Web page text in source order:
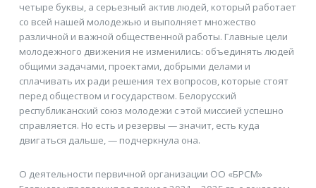
четыре буквы, а серьезный актив людей, который работает
со всей нашей молодежью и выполняет множество
различной и важной общественной работы. Главные цели
молодежного движения не изменились: объединять людей
общими задачами, проектами, добрыми делами и
сплачивать их ради решения тех вопросов, которые стоят
перед обществом и государством. Белорусский
республиканский союз молодежи с этой миссией успешно
справляется. Но есть и резервы — значит, есть куда
двигаться дальше, — подчеркнула она.
О деятельности первичной организации ОО «БРСМ»